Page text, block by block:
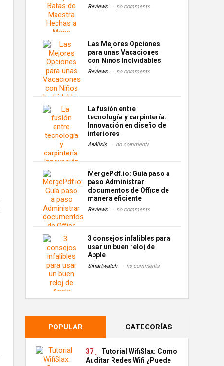
Reviews no comments
Las Mejores Opciones
para unas Vacaciones
con Niños Inolvidables
Reviews no comments
La fusión entre
tecnología y carpintería:
Innovación en diseño de
interiores
Análisis no comments
MergePdf.io: Guía paso a
paso Administrar
documentos de Office de
manera eficiente
Reviews no comments
3 consejos infalibles para
usar un buen reloj de
Apple
Smartwatch no comments
POPULAR CATEGORÍAS
37
Tutorial WifiSlax: Como
Auditar Redes Wifi ¿Puede